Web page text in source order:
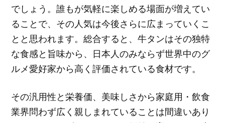
でしょう。誰もが気軽に楽しめる場面が増えてい
ることで、その人気は今後さらに広まっていくこ
とと思われます。総合すると、牛タンはその独特
な食感と旨味から、日本人のみならず世界中のグ
ルメ愛好家から高く評価されている食材です。
その汎用性と栄養価、美味しさから家庭用・飲食
業界問わず広く親しまれていることは間違いあり